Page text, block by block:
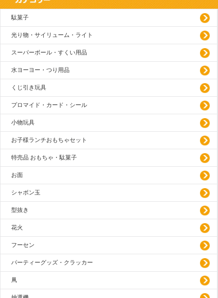
駄菓子
光り物・サイリューム・ライト
スーパーボール・すくい用品
水ヨーヨー・つり用品
くじ引き玩具
プロマイド・カード・シール
小物玩具
お子様ランチおもちゃセット
特売品 おもちゃ・駄菓子
お面
シャボン玉
型抜き
花火
フーセン
パーティーグッズ・クラッカー
凧